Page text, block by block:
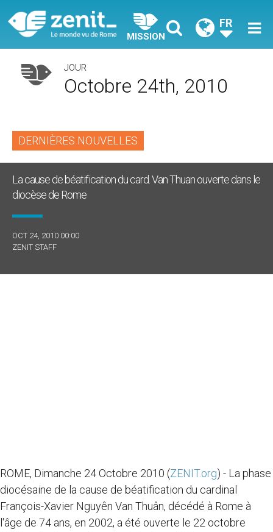
MISSION
FR
JOUR
Octobre 24th, 2010
DERNIÈRES NOUVELLES
La cause de béatification du card. Van Thuan ouverte dans le
diocèse de Rome
OCT 24, 2010 00:00
ZENIT STAFF
ROME, Dimanche 24 Octobre 2010 (ZENIT.org) - La phase
diocésaine de la cause de béatification du cardinal
François-Xavier Nguyên Van Thuân, décédé à Rome à
l'âge de 74 ans, en 2002, a été ouverte le 22 octobre